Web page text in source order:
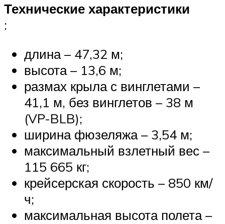
Технические характеристики
:
длина – 47,32 м;
высота – 13,6 м;
размах крыла с винглетами –
41,1 м, без винглетов – 38 м
(VP-BLB);
ширина фюзеляжа – 3,54 м;
максимальный взлетный вес –
115 665 кг;
крейсерская скорость – 850 км/
ч;
максимальная высота полета –